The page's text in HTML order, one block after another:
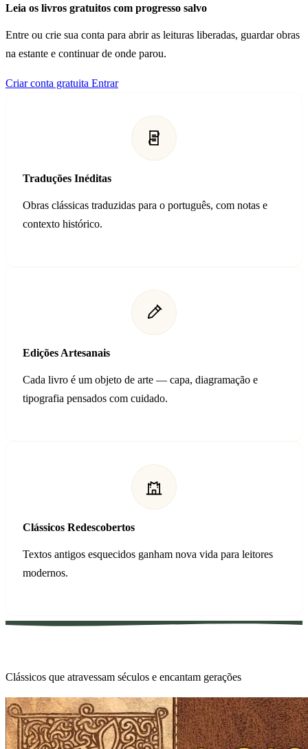
Leia os livros gratuitos com progresso salvo
Entre ou crie sua conta para abrir as leituras liberadas, guardar obras
na estante e continuar de onde parou.
Criar conta gratuita Entrar
Traduções Inéditas
Obras clássicas traduzidas para o português, com notas e
contexto histórico.
Edições Artesanais
Cada livro é um objeto de arte — capa, diagramação e
tipografia pensados com cuidado.
Clássicos Redescobertos
Textos antigos esquecidos ganham nova vida para leitores
modernos.
Clássicos que atravessam séculos e encantam gerações